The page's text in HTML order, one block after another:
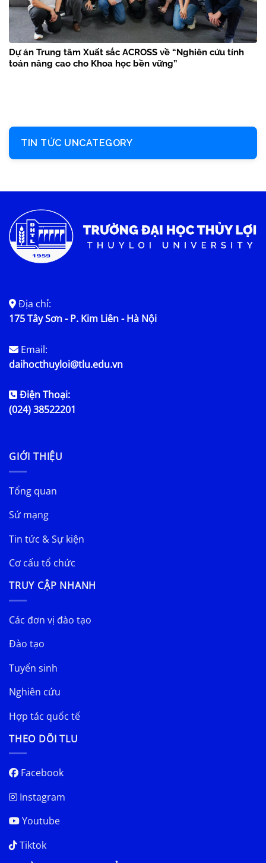
Dự án Trung tâm Xuất sắc ACROSS về “Nghiên cứu tính
toán nâng cao cho Khoa học bền vững”
TIN TỨC UNCATEGORY
Địa chỉ:
175 Tây Sơn - P. Kim Liên - Hà Nội
Email:
daihocthuyloi@tlu.edu.vn
Điện Thoại:
(024) 38522201
GIỚI THIỆU
Tổng quan
Sứ mạng
Tin tức & Sự kiện
Cơ cấu tổ chức
TRUY CẬP NHANH
Các đơn vị đào tạo
Đào tạo
Tuyển sinh
Nghiên cứu
Hợp tác quốc tế
THEO DÕI TLU
Facebook
Instagram
Youtube
Tiktok